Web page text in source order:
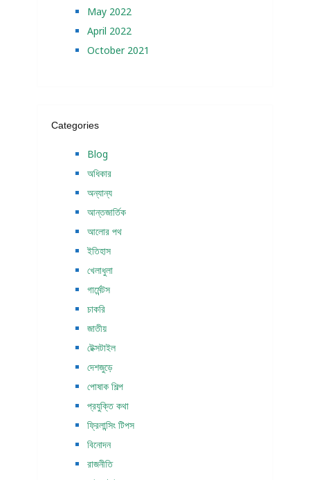
May 2022
April 2022
October 2021
Categories
Blog
অধিকার
অন্যান্য
আন্তজার্তিক
আলোর পথ
ইতিহাস
খেলাধুলা
গার্মেন্টস
চাকরি
জাতীয়
টেক্সটাইল
দেশজুড়ে
পোষাক শিল্প
প্রযুক্তি কথা
ফ্রিলান্সিং টিপস
বিনোদন
রাজনীতি